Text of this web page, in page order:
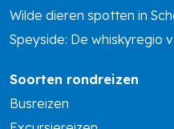
Wilde dieren spotten in
Speyside: De whiskyregio
Soorten rondreizen
Busreizen